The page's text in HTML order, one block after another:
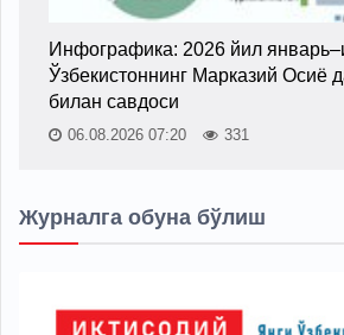
Инфографика: 2026 йил
Ўзбекистоннинг Марказий Осиё
билан савдоси
06.08.2026 07:20 331
Журналга обуна бўлиш